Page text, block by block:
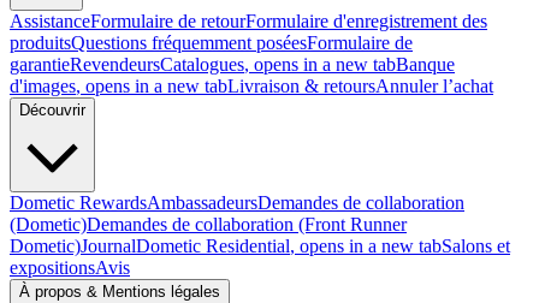
AssistanceFormulaire de retourFormulaire d'enregistrement des
produitsQuestions fréquemment poséesFormulaire de
garantieRevendeursCatalogues, opens in a new tabBanque
d'images, opens in a new tabLivraison & retoursAnnuler l’achat
Découvrir
Dometic RewardsAmbassadeursDemandes de collaboration
(Dometic)Demandes de collaboration (Front Runner
Dometic)JournalDometic Residential, opens in a new tabSalons et
expositionsAvis
À propos & Mentions légales